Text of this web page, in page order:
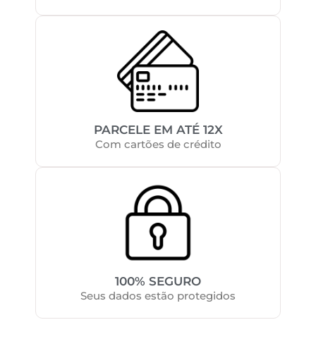
PARCELE EM ATÉ 12X
Com cartões de crédito
100% SEGURO
Seus dados estão protegidos